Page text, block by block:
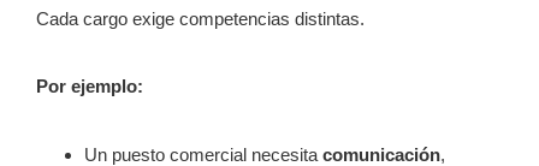
Cada cargo exige competencias distintas.
Por ejemplo:
Un puesto comercial necesita comunicación,